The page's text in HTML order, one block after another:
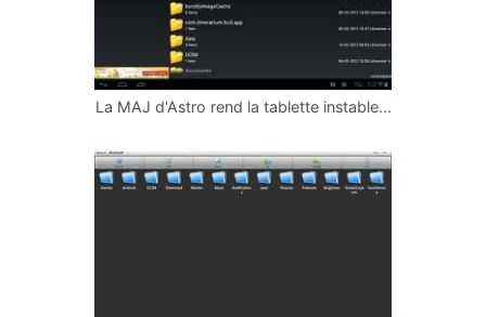
La MAJ d'Astro rend la tablette instable...